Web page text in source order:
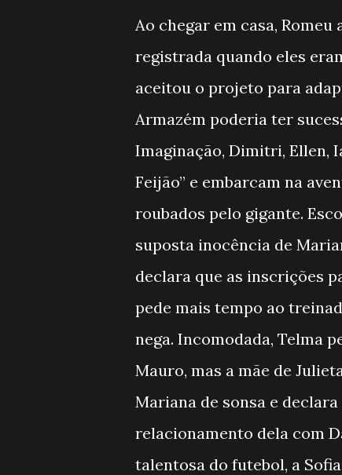
Ao chegar em casa,
registrada quando eles
aceitou o projeto para
Armazém poderia ter
Imaginação, Dimitri, Ellen,
Feijão” e embarcam na
roubados pelo gigante.
suposta inocência de
declara que as inscrições
pede mais tempo ao
nega. Incomodada, Telma
Mauro, mas a mãe de
Mariana de sonsa e
relacionamento dela com
talentosa do futebol, a